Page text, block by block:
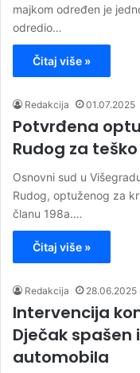
majkom određen je
odredio…
Čitaj više »
Redakcija 01.07.2025
Potvrđena
Rudog za
Osnovni sud u
Rudog, optuženog za
članu 198a.…
Čitaj više »
Redakcija 28.06.2025
Intervencija
Dječak spašen
automobila